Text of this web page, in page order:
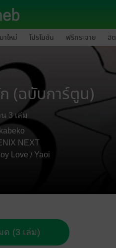
มาใหม่ โปรโมชัน ฟรีกระจาย ฮิ
(ฉบับการ์ตูน)
3 เล่ม
NEXT
Love / Yaoi
(3 เล่ม)